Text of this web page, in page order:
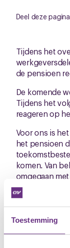
Toestemming
Deel deze pagina
Tijdens het
de pensioen
De komende
Tijdens het
reageren op
Voor ons is
het pensioen
komen. Van
omgegaan
zijn gedaan.
Na 9 april
informeren
Namens de